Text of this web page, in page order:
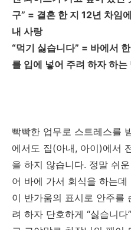
구” = 결혼 한 지 12년 차임
내 사랑
“먹기 싫습니다” = 바에서
를 입에 넣어 주려 하자 하는
빡빡한 업무로 스트레스를
에서도 집(아내, 아이)에서
을 하지 않습니다. 정말 쉬
어 바에 가서 회식을 하는
이 반가움의 표시로 안주를
려 하자 단호하게 “싫습니